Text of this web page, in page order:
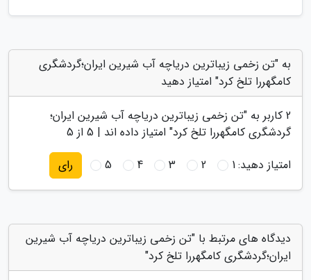
به "تن زخمی زیباترین دریاچه آب شیرین ایران؛گردشگری
کامگهررا تلخ کرد" امتیاز دهید
2 کاربر به "تن زخمی زیباترین دریاچه آب شیرین ایران؛
گردشگری کامگهررا تلخ کرد" امتیاز داده اند | 5 از 5
امتیاز دهید:1
2
3
4
5 رای
دیدگاه های مرتبط با "تن زخمی زیباترین دریاچه آب شیرین
ایران؛گردشگری کامگهررا تلخ کرد"